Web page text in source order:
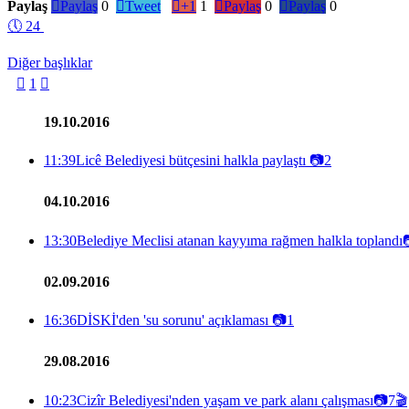
Paylaş Paylaş 0 Tweet +1 1 Paylaş 0 Paylaş 0
🕔 24
Diğer başlıklar
 1 
19.10.2016
11:39Licê Belediyesi bütçesini halkla paylaştı 📷2
04.10.2016
13:30Belediye Meclisi atanan kayyıma rağmen halkla toplandı
02.09.2016
16:36DİSKİ'den 'su sorunu' açıklaması 📷1
29.08.2016
10:23Cizîr Belediyesi'nden yaşam ve park alanı çalışması📷7🎬